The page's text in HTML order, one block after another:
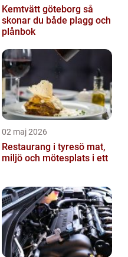
Kemtvätt göteborg så
skonar du både plagg och
plånbok
02 maj 2026
Restaurang i tyresö mat,
miljö och mötesplats i ett